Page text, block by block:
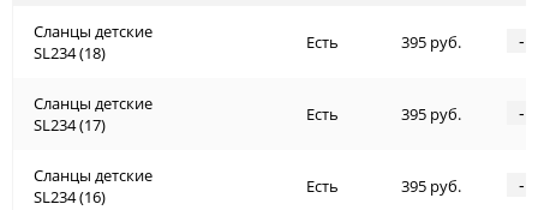
Сланцы детские
SL234 (18)
Сланцы детские
SL234 (17)
Сланцы детские
SL234 (16)
Есть 395 руб. -
Есть 395 руб. -
Есть 395 руб. -